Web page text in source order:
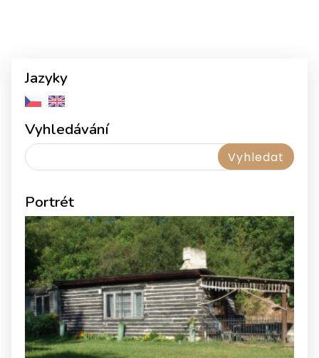
Jazyky
Vyhledávání
Portrét